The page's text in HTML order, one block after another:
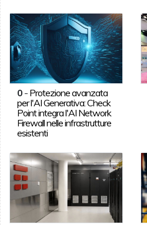
0- Protezione avanzata
per l'AI Generativa: Check
Point integra l'AI Network
Firewall nelle infrastrutture
esistenti